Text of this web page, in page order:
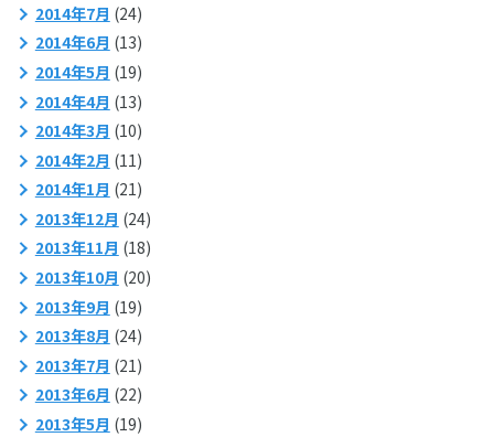
2014年7月 (24)
2014年6月 (13)
2014年5月 (19)
2014年4月 (13)
2014年3月 (10)
2014年2月 (11)
2014年1月 (21)
2013年12月 (24)
2013年11月 (18)
2013年10月 (20)
2013年9月 (19)
2013年8月 (24)
2013年7月 (21)
2013年6月 (22)
2013年5月 (19)